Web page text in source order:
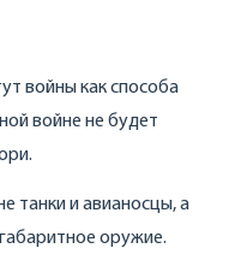
войны как способа
войне не будет
танки и авианосцы, а
оружие.